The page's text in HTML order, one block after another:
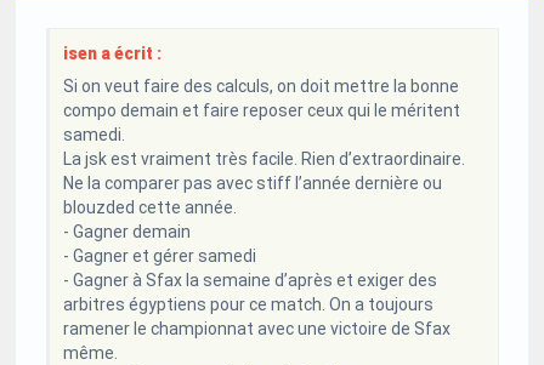
isen a écrit :
Si on veut faire des calculs, on doit mettre la bonne
compo demain et faire reposer ceux qui le méritent
samedi.
La jsk est vraiment très facile. Rien d’extraordinaire.
Ne la comparer pas avec stiff l’année dernière ou
blouzded cette année.
- Gagner demain
- Gagner et gérer samedi
- Gagner à Sfax la semaine d’après et exiger des
arbitres égyptiens pour ce match. On a toujours
ramener le championnat avec une victoire de Sfax
même.